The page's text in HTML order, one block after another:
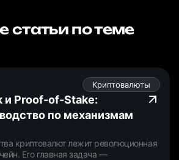
статьи по теме
Криптовалюты
и Proof-of-Stake:
по механизмам
криптовалют лежит революционная
Его главная задача —